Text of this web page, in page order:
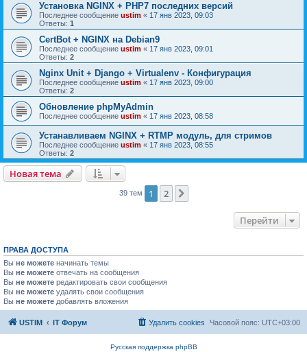
Установка NGINX + PHP7 последних версий
Последнее сообщение ustim « 17 янв 2023, 09:03
Ответы: 1
CertBot + NGINX на Debian9
Последнее сообщение ustim « 17 янв 2023, 09:01
Ответы: 2
Nginx Unit + Django + Virtualenv - Конфигурация
Последнее сообщение ustim « 17 янв 2023, 09:00
Ответы: 2
Обновление phpMyAdmin
Последнее сообщение ustim « 17 янв 2023, 08:58
Устанавливаем NGINX + RTMP модуль, для стримов
Последнее сообщение ustim « 17 янв 2023, 08:55
Ответы: 2
Новая тема
39 тем 1 2
Перейти
ПРАВА ДОСТУПА
Вы не можете начинать темы
Вы не можете отвечать на сообщения
Вы не можете редактировать свои сообщения
Вы не можете удалять свои сообщения
Вы не можете добавлять вложения
USTIM IT Форум Часовой пояс: UTC+03:00
Удалить cookies
Русская поддержка phpBB